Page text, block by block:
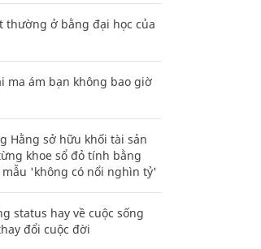
thường ở bằng đại học của
ma ám bạn không bao giờ
Hằng sở hữu khối tài sản
khoe sổ đỏ tính bằng
'không có nổi nghìn tỷ'
status hay về cuộc sống
đổi cuộc đời